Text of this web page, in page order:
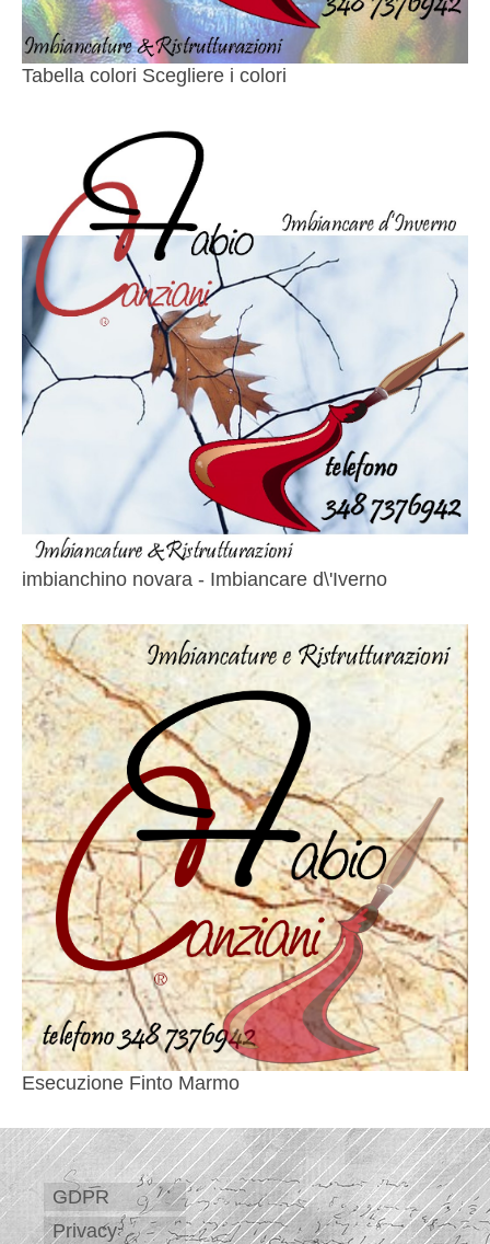
Tabella colori Scegliere i colori
imbianchino novara - Imbiancare d\'Iverno
Esecuzione Finto Marmo
GDPR
Privacy